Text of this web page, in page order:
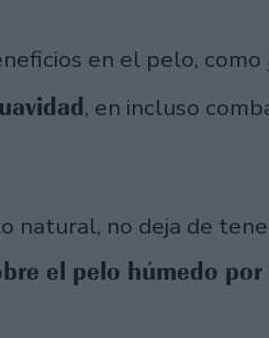
en el pelo, como
, en incluso
natural, no deja de
el pelo húmedo